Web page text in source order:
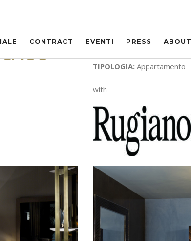
CONTRACT EVENTI PRESS ABOUT
TIPOLOGIA: Appartamento
with